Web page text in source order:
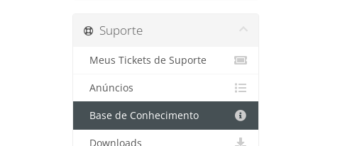
Suporte
Meus Tickets de Suporte
Anúncios
Base de Conhecimento
Downloads